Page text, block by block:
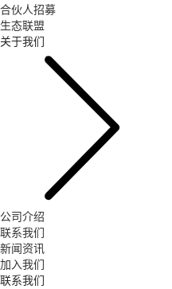
合伙人招募
生态联盟
关于我们
公司介绍
联系我们
新闻资讯
加入我们
联系我们